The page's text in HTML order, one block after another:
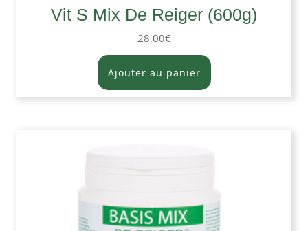
Vit S Mix De Reiger (600g)
28,00€
Ajouter au panier